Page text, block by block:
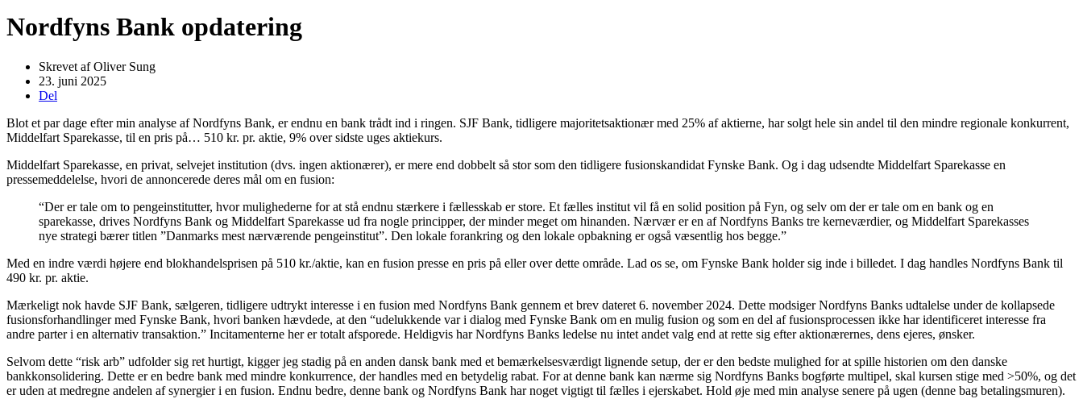
Nordfyns Bank opdatering
Skrevet afOliver Sung
23. juni 2025
Del
Blot et par dage efter min analyse af Nordfyns Bank, er endnu en bank trådt ind i ringen. SJF Bank, tidligere majoritetsaktionær med 25% af aktierne, har solgt hele sin andel til den mindre regionale konkurrent,
Middelfart Sparekasse, til en pris på… 510 kr. pr. aktie, 9% over sidste uges aktiekurs.
Middelfart Sparekasse, en privat, selvejet institution (dvs. ingen aktionærer), er mere end dobbelt så stor som den tidligere fusionskandidat Fynske Bank. Og i dag udsendte Middelfart Sparekasse en
pressemeddelelse, hvori de annoncerede deres mål om en fusion:
“Der er tale om to pengeinstitutter, hvor mulighederne for at stå endnu stærkere i fællesskab er store. Et fælles institut vil få en solid position på Fyn, og selv om der er tale om en bank og en
sparekasse, drives Nordfyns Bank og Middelfart Sparekasse ud fra nogle principper, der minder meget om hinanden. Nærvær er en af Nordfyns Banks tre kerneværdier, og Middelfart Sparekasses
nye strategi bærer titlen ”Danmarks mest nærværende pengeinstitut”. Den lokale forankring og den lokale opbakning er også væsentlig hos begge.”
Med en indre værdi højere end blokhandelsprisen på 510 kr./aktie, kan en fusion presse en pris på eller over dette område. Lad os se, om Fynske Bank holder sig inde i billedet. I dag handles Nordfyns Bank til
490 kr. pr. aktie.
Mærkeligt nok havde SJF Bank, sælgeren, tidligere udtrykt interesse i en fusion med Nordfyns Bank gennem et brev dateret 6. november 2024. Dette modsiger Nordfyns Banks udtalelse under de kollapsede
fusionsforhandlinger med Fynske Bank, hvori banken hævdede, at den “udelukkende var i dialog med Fynske Bank om en mulig fusion og som en del af fusionsprocessen ikke har identificeret interesse fra
andre parter i en alternativ transaktion.” Incitamenterne her er totalt afsporede. Heldigvis har Nordfyns Banks ledelse nu intet andet valg end at rette sig efter aktionærernes, dens ejeres, ønsker.
Selvom dette “risk arb” udfolder sig ret hurtigt, kigger jeg stadig på en anden dansk bank med et bemærkelsesværdigt lignende setup, der er den bedste mulighed for at spille historien om den danske
bankkonsolidering. Dette er en bedre bank med mindre konkurrence, der handles med en betydelig rabat. For at denne bank kan nærme sig Nordfyns Banks bogførte multipel, skal kursen stige med >50%, og det
er uden at medregne andelen af ​​synergier i en fusion. Endnu bedre, denne bank og Nordfyns Bank har noget vigtigt til fælles i ejerskabet. Hold øje med min analyse senere på ugen (denne bag betalingsmuren).